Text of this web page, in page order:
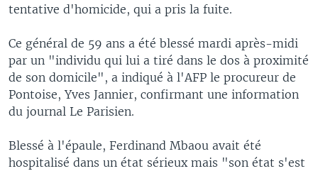
tentative d'homicide, qui a pris la fuite.
Ce général de 59 ans a été blessé mardi après-midi
par un "individu qui lui a tiré dans le dos à proximité
de son domicile", a indiqué à l'AFP le procureur de
Pontoise, Yves Jannier, confirmant une information
du journal Le Parisien.
Blessé à l'épaule, Ferdinand Mbaou avait été
hospitalisé dans un état sérieux mais "son état s'est